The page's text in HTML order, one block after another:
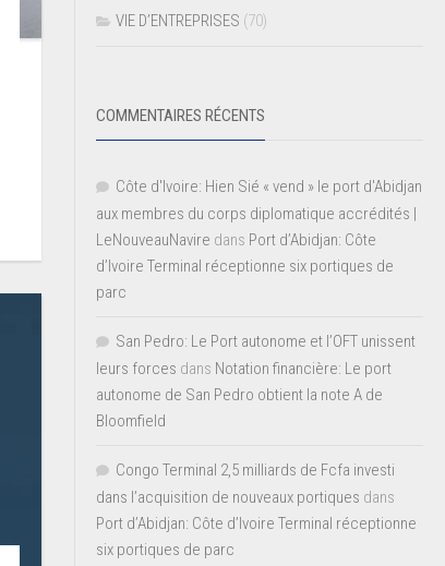
VIE D’ENTREPRISES (70)
COMMENTAIRES RÉCENTS
Côte d'Ivoire: Hien Sié « vend » le port d'Abidjan
aux membres du corps diplomatique accrédités |
LeNouveauNavire dans Port d’Abidjan: Côte
d’Ivoire Terminal réceptionne six portiques de
parc
San Pedro: Le Port autonome et l’OFT unissent
leurs forces dans Notation financière: Le port
autonome de San Pedro obtient la note A de
Bloomfield
Congo Terminal 2,5 milliards de Fcfa investi
dans l’acquisition de nouveaux portiques dans
Port d’Abidjan: Côte d’Ivoire Terminal réceptionne
six portiques de parc